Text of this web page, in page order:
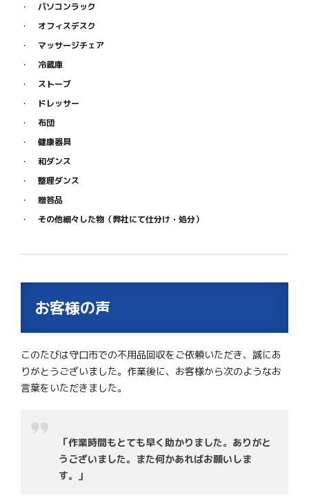
パソコンラック
オフィスデスク
マッサージチェア
冷蔵庫
ストーブ
ドレッサー
布団
健康器具
和ダンス
整理ダンス
贈答品
その他細々した物（弊社にて仕分け・処分）
お客様の声
このたびは守口市での不用品回収をご依頼いただき、誠にあ
りがとうございました。作業後に、お客様から次のようなお
言葉をいただきました。
「作業時間もとても早く助かりました。ありがと
うございました。また何かあればお願いしま
す。」